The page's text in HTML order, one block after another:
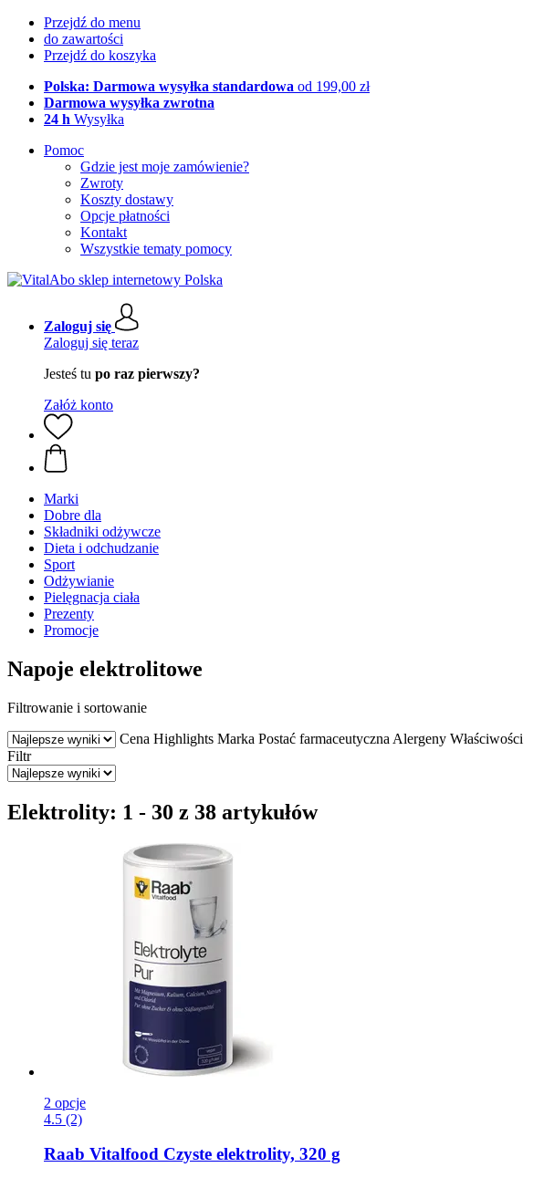
Przejdź do menu
do zawartości
Przejdź do koszyka
Polska: Darmowa wysyłka standardowa od 199,00 zł
Darmowa wysyłka zwrotna
24 h Wysyłka
Pomoc
Gdzie jest moje zamówienie?
Zwroty
Koszty dostawy
Opcje płatności
Kontakt
Wszystkie tematy pomocy
Zaloguj się
Zaloguj się teraz
Jesteś tu po raz pierwszy?
Załóż konto
Marki
Dobre dla
Składniki odżywcze
Dieta i odchudzanie
Sport
Odżywianie
Pielęgnacja ciała
Prezenty
Promocje
Napoje elektrolitowe
Filtrowanie i sortowanie
Cena Highlights Marka Postać farmaceutyczna Alergeny Właściwości
Filtr
Elektrolity: 1 - 30 z 38 artykułów
2 opcje
4.5 (2)
Raab Vitalfood Czyste elektrolity, 320 g